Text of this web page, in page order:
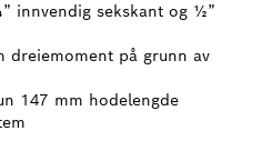
innvendig sekskant og ½”
dreiemoment på grunn av
147 mm hodelengde